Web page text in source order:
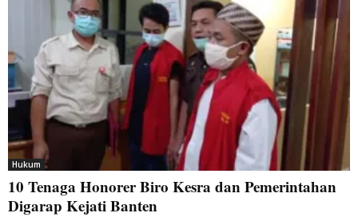
Hukum
10 Tenaga Honorer Biro Kesra dan Pemerintahan
Digarap Kejati Banten